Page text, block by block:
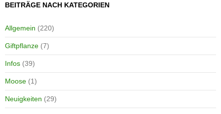
BEITRÄGE NACH KATEGORIEN
Allgemein (220)
Giftpflanze (7)
Infos (39)
Moose (1)
Neuigkeiten (29)